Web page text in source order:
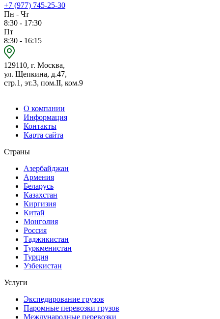
+7 (977) 745-25-30
Пн - Чт
8:30 - 17:30
Пт
8:30 - 16:15
129110, г. Москва,
ул. Щепкина, д.47,
стр.1, эт.3, пом.II, ком.9
О компании
Информация
Контакты
Карта сайта
Страны
Азербайджан
Армения
Беларусь
Казахстан
Киргизия
Китай
Монголия
Россия
Таджикистан
Туркменистан
Турция
Узбекистан
Услуги
Экспедирование грузов
Паромные перевозки грузов
Международные перевозки